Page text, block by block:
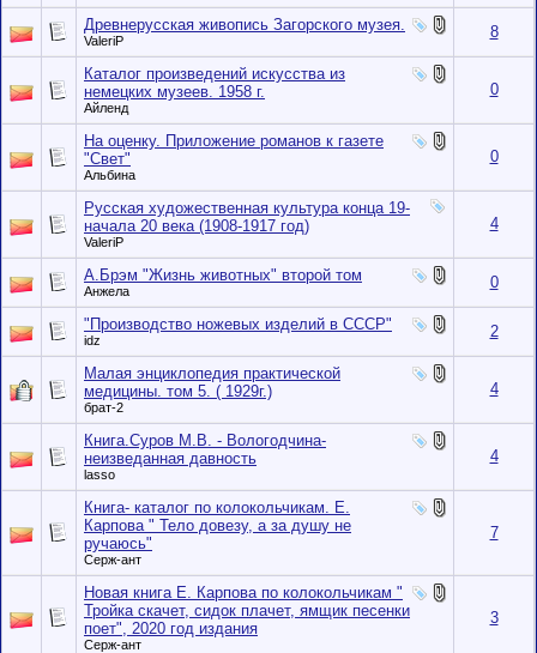
Древнерусская живопись Загорского музея.
ValeriP 8
Каталог произведений искусства из
немецких музеев. 1958 г.
Айленд
0
На оценку. Приложение романов к газете
"Свет"
Альбина
0
Русская художественная культура конца 19-
начала 20 века (1908-1917 год)
ValeriP
4
А.Брэм "Жизнь животных" второй том
Анжела 0
"Производство ножевых изделий в СССР"
idz 2
Малая энциклопедия практической
медицины. том 5. ( 1929г.)
брат-2
4
Книга.Суров М.В. - Вологодчина-
неизведанная давность
lasso
4
Книга- каталог по колокольчикам. Е.
Карпова " Тело довезу, а за душу не
ручаюсь"
Серж-ант
7
Новая книга Е. Карпова по колокольчикам "
Тройка скачет, сидок плачет, ямщик песенки
поет", 2020 год издания
Серж-ант
3